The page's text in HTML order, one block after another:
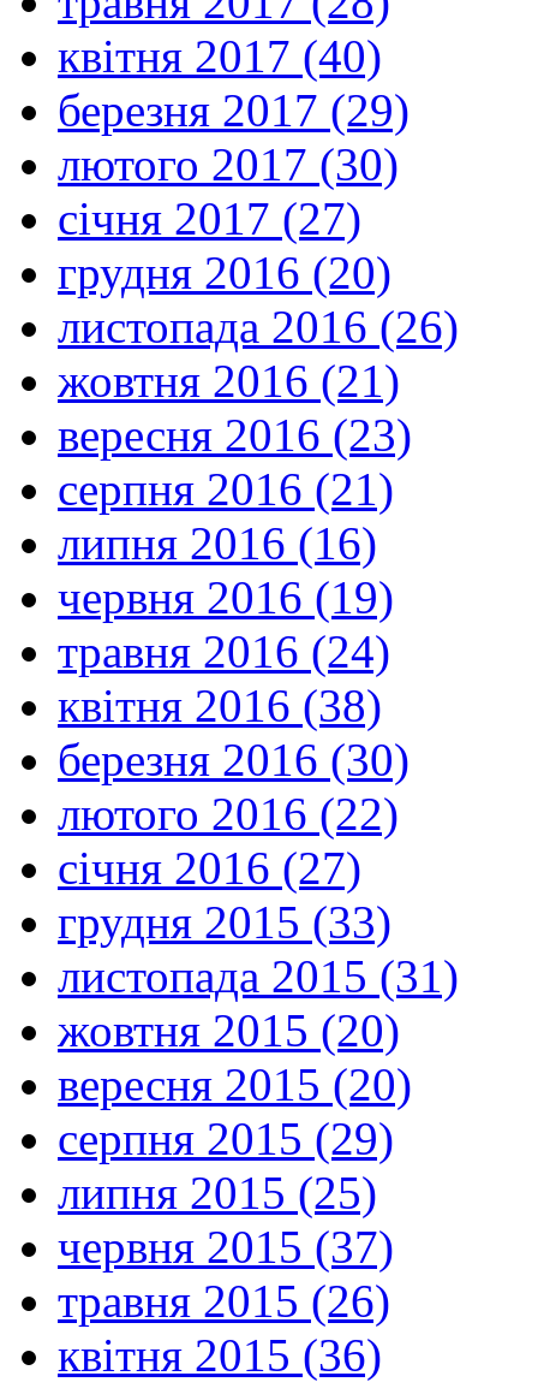
квітня 2017 (40)
березня 2017 (29)
лютого 2017 (30)
січня 2017 (27)
грудня 2016 (20)
листопада 2016 (26)
жовтня 2016 (21)
вересня 2016 (23)
серпня 2016 (21)
липня 2016 (16)
червня 2016 (19)
травня 2016 (24)
квітня 2016 (38)
березня 2016 (30)
лютого 2016 (22)
січня 2016 (27)
грудня 2015 (33)
листопада 2015 (31)
жовтня 2015 (20)
вересня 2015 (20)
серпня 2015 (29)
липня 2015 (25)
червня 2015 (37)
травня 2015 (26)
квітня 2015 (36)